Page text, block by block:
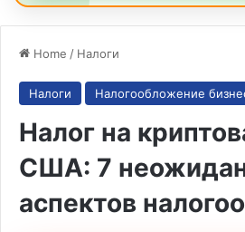
Home / Налоги
Налоги Налогообложение
Налог на
США: 7
аспектов